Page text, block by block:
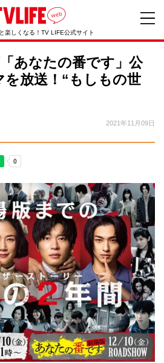
楽しくなる！TV LIFE公式サイト
「あなたの番です」公
を放送！“もしもの世
2021年11月09日